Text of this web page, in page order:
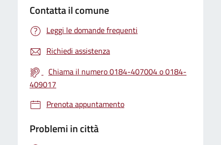
Contatta il comune
Leggi le domande frequenti
Richiedi assistenza
Chiama il numero 0184-407004 o 0184-
409017
Prenota appuntamento
Problemi in città